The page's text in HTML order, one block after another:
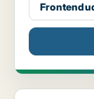
Store Assistant